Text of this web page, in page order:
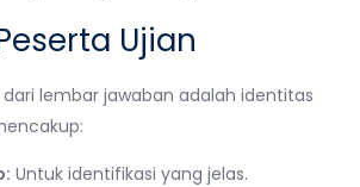
Ujian
lembar jawaban adalah identitas
Untuk identifikasi yang jelas.